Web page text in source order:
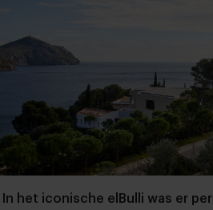
In het iconische elBulli was er